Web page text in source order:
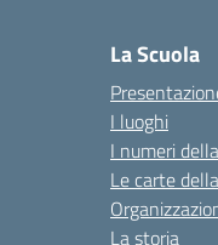
La Scuola
I luoghi
I numeri
Le carte
La storia